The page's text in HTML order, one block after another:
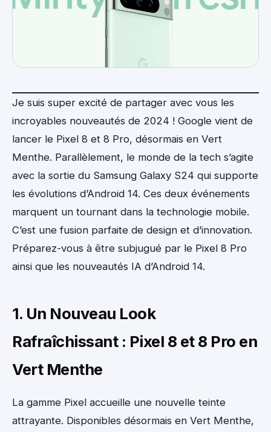
Je suis super excité de partager avec vous les
incroyables nouveautés de 2024 ! Google vient de
lancer le Pixel 8 et 8 Pro, désormais en Vert
Menthe. Parallèlement, le monde de la tech s’agite
avec la sortie du Samsung Galaxy S24 qui supporte
les évolutions d’Android 14. Ces deux événements
marquent un tournant dans la technologie mobile.
C’est une fusion parfaite de design et d’innovation.
Préparez-vous à être subjugué par le Pixel 8 Pro
ainsi que les nouveautés IA d’Android 14.
1. Un Nouveau Look
Rafraîchissant : Pixel 8 et 8 Pro en
Vert Menthe
La gamme Pixel accueille une nouvelle teinte
attrayante. Disponibles désormais en Vert Menthe,